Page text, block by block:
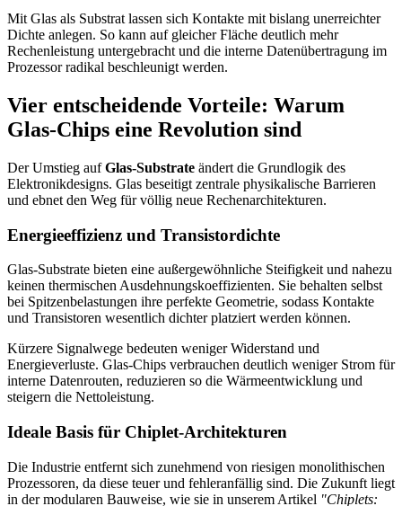
Mit Glas als Substrat lassen sich Kontakte mit bislang unerreichter
Dichte anlegen. So kann auf gleicher Fläche deutlich mehr
Rechenleistung untergebracht und die interne Datenübertragung im
Prozessor radikal beschleunigt werden.
Vier entscheidende Vorteile: Warum
Glas-Chips eine Revolution sind
Der Umstieg aufGlas-Substrate ändert die Grundlogik des
Elektronikdesigns. Glas beseitigt zentrale physikalische Barrieren
und ebnet den Weg für völlig neue Rechenarchitekturen.
Energieeffizienz und Transistordichte
Glas-Substrate bieten eine außergewöhnliche Steifigkeit und nahezu
keinen thermischen Ausdehnungskoeffizienten. Sie behalten selbst
bei Spitzenbelastungen ihre perfekte Geometrie, sodass Kontakte
und Transistoren wesentlich dichter platziert werden können.
Kürzere Signalwege bedeuten weniger Widerstand und
Energieverluste. Glas-Chips verbrauchen deutlich weniger Strom für
interne Datenrouten, reduzieren so die Wärmeentwicklung und
steigern die Nettoleistung.
Ideale Basis für Chiplet-Architekturen
Die Industrie entfernt sich zunehmend von riesigen monolithischen
Prozessoren, da diese teuer und fehleranfällig sind. Die Zukunft liegt
in der modularen Bauweise, wie sie in unserem Artikel "Chiplets: